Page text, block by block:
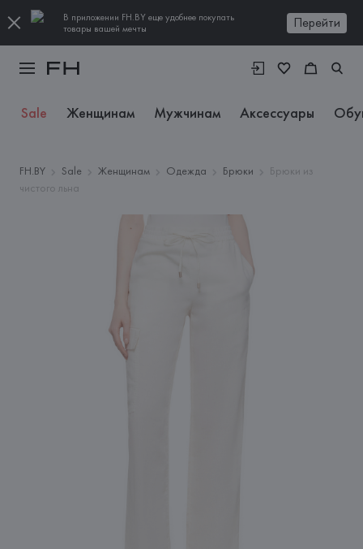
В приложении FH.BY еще удобнее покупать
товары вашей мечты
Перейти
Sale Женщинам Мужчинам Аксессуары
FH.BY Sale Женщинам Одежда Брюки
Брюки из
чистого льна